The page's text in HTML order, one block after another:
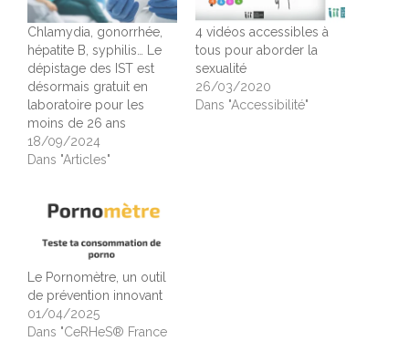
Chlamydia, gonorrhée,
hépatite B, syphilis… Le
dépistage des IST est
désormais gratuit en
laboratoire pour les
moins de 26 ans
18/09/2024
Dans "Articles"
4 vidéos accessibles à
tous pour aborder la
sexualité
26/03/2020
Dans "Accessibilité"
Le Pornomètre, un outil
de prévention innovant
01/04/2025
Dans "CeRHeS® France